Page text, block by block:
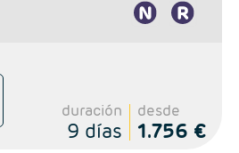
duración
9 días
desde
1.756 €